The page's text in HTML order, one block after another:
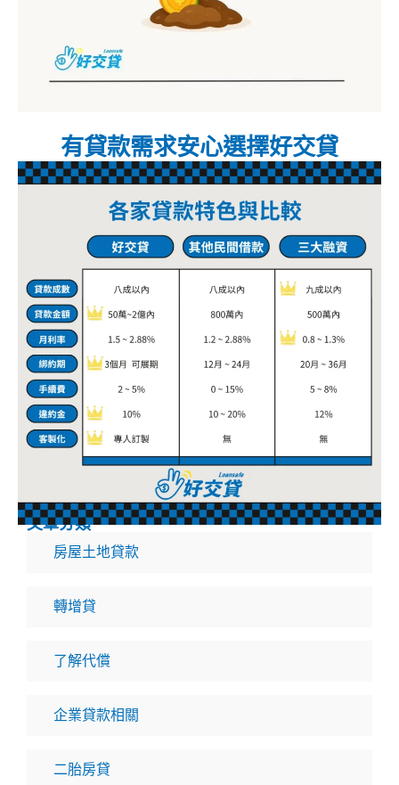
文章分類
房屋土地貸款
轉增貸
了解代償
企業貸款相關
二胎房貸
有貸款需求安心選擇好交貸